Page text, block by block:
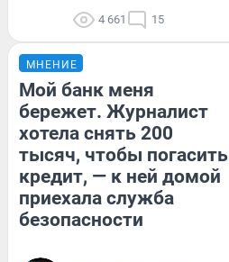
4 661 15
МНЕНИЕ
Мой банк меня
бережет. Журналист
хотела снять 200
тысяч, чтобы погасить
кредит, — к ней домой
приехала служба
безопасности